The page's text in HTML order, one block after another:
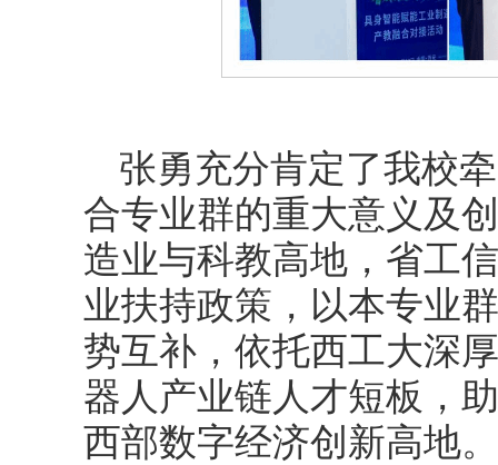
张勇充分肯定了我校
合专业群的重大意义及
造业与科教高地，省工
业扶持政策，以本专业
势互补，依托西工大深
器人产业链人才短板，
西部数字经济创新高地。